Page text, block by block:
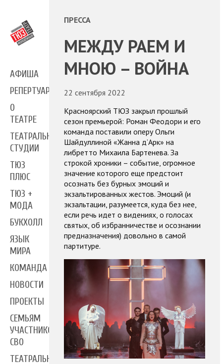
АФИША
РЕПЕРТУАР
О
ТЕАТРЕ
ТЕАТРАЛЬНЫЕ
СТУДИИ
ТЮЗ
ПЛЮС
ТЮЗ +
МОДА
БУКХОЛЛ
ЯЗЫК
МИРА
КОМАНДА
НОВОСТИ
ПРОЕКТЫ
СЕМЬЯМ
УЧАСТНИКОВ
СВО
ТЕАТРАЛЬНЫЙ
ПРЕССА
МЕЖДУ РАЕМ И
МНОЮ – ВОЙНА
22 сентября 2022
Красноярский ТЮЗ закрыл прошлый
сезон премьерой: Роман Феодори и его
команда поставили оперу Ольги
Шайдуллиной «Жанна д’Арк» на
либретто Михаила Бартенева. За
строкой хроники – событие, огромное
значение которого еще предстоит
осознать без бурных эмоций и
экзальтированных жестов. Эмоций (и
экзальтации, разумеется, куда без нее,
если речь идет о видениях, о голосах
святых, об избранничестве и осознании
предназначения) довольно в самой
партитуре.